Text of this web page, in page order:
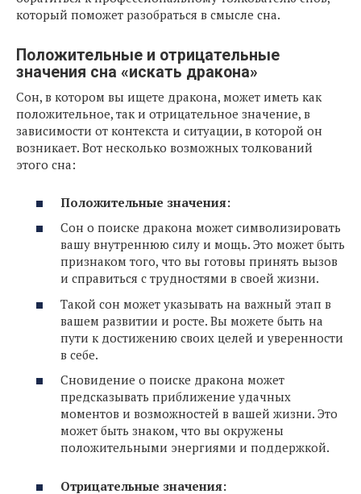
который поможет разобраться в смысле сна.
Положительные и отрицательные
значения сна «искать дракона»
Сон, в котором вы ищете дракона, может иметь как
положительное, так и отрицательное значение, в
зависимости от контекста и ситуации, в которой он
возникает. Вот несколько возможных толкований
этого сна:
Положительные значения:
Сон о поиске дракона может символизировать
вашу внутреннюю силу и мощь. Это может быть
признаком того, что вы готовы принять вызов
и справиться с трудностями в своей жизни.
Такой сон может указывать на важный этап в
вашем развитии и росте. Вы можете быть на
пути к достижению своих целей и уверенности
в себе.
Сновидение о поиске дракона может
предсказывать приближение удачных
моментов и возможностей в вашей жизни. Это
может быть знаком, что вы окружены
положительными энергиями и поддержкой.
Отрицательные значения: